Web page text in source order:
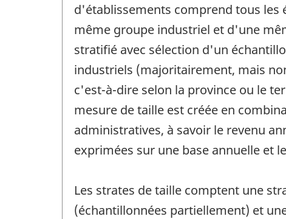
d'établissements comprend tous
même groupe industriel et d'une
stratifié avec sélection d'un
industriels (majoritairement, mais
c'est-à-dire selon la province ou le
mesure de taille est créée en
administratives, à savoir le revenu
exprimées sur une base annuelle et
Les strates de taille comptent une
(échantillonnées partiellement) et